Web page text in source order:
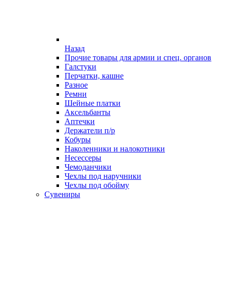
Назад
Прочие товары для армии и спец. органов
Галстуки
Перчатки, кашне
Разное
Ремни
Шейные платки
Аксельбанты
Аптечки
Держатели п/р
Кобуры
Наколенники и налокотники
Несессеры
Чемоданчики
Чехлы под наручники
Чехлы под обойму
Сувениры